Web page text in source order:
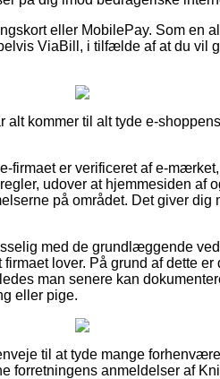
eller MobilePay. Som en
ViaBill, i tilfælde af at du vil
kommer til alt tyde e-
firmaet er verificeret af e-
udover at hjemmesiden af
på området. Det giver
med de grundlæggende
lover. På grund af dette er
man senere kan
eller pige.
til at tyde mange
forretningens anmeldelser af